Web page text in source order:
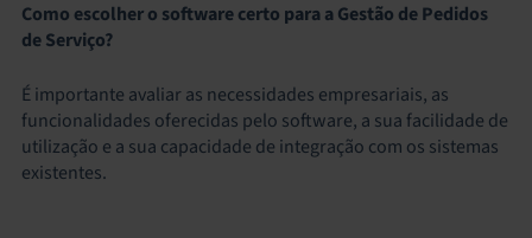
Como escolher o software certo para a Gestão de Pedidos
de Serviço?
É importante avaliar as necessidades empresariais, as
funcionalidades oferecidas pelo software, a sua facilidade de
utilização e a sua capacidade de integração com os sistemas
existentes.